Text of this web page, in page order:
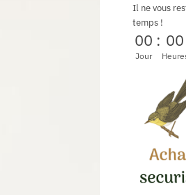
Il ne vous
temps !
00
Jour
: 00